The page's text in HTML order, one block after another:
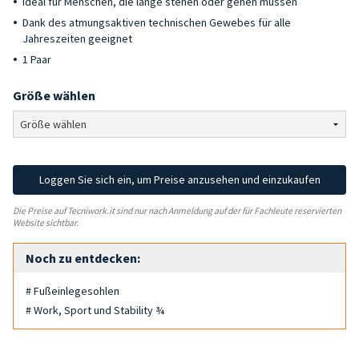
Dank des atmungsaktiven technischen Gewebes für alle
Jahreszeiten geeignet
1 Paar
Größe wählen
Loggen Sie sich ein, um Preise anzusehen und einzukaufen
Die Preise auf Tecniwork.it sind nur nach Anmeldung auf der für Fachleute reservierten
Website sichtbar.
Noch zu entdecken:
# Fußeinlegesohlen
# Work, Sport und Stability ¾